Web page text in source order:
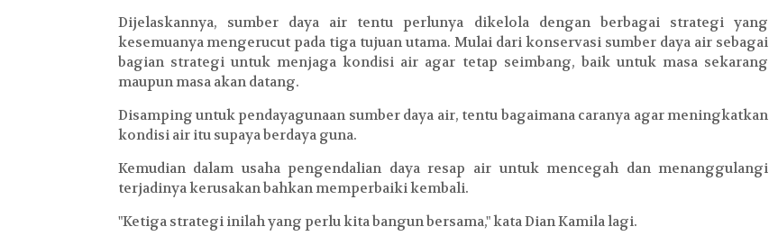
Dijelaskannya, sumber daya air tentu perlunya dikelola dengan berbagai strategi yang
kesemuanya mengerucut pada tiga tujuan utama. Mulai dari konservasi sumber daya air sebagai
bagian strategi untuk menjaga kondisi air agar tetap seimbang, baik untuk masa sekarang
maupun masa akan datang.
Disamping untuk pendayagunaan sumber daya air, tentu bagaimana caranya agar meningkatkan
kondisi air itu supaya berdaya guna.
Kemudian dalam usaha pengendalian daya resap air untuk mencegah dan menanggulangi
terjadinya kerusakan bahkan memperbaiki kembali.
"Ketiga strategi inilah yang perlu kita bangun bersama," kata Dian Kamila lagi.